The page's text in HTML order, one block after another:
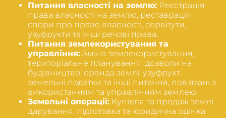
Питання власності на землю: Реєстрація
права власності на землю, реставрація,
спори про право власності, сервітути,
узуфрукти та інші речові права.
Питання землекористування та
управління: Зміна землекористування,
територіальне планування, дозволи на
будівництво, оренда землі, узуфрукт,
земельні податки та інші питання, пов’язані з
використанням та управлінням землею.
Земельні операції: Купівля та продаж землі,
дарування, підготовка та юридична оцінка